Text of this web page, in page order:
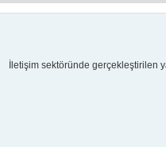
İletişim sektöründe gerçekleştirilen